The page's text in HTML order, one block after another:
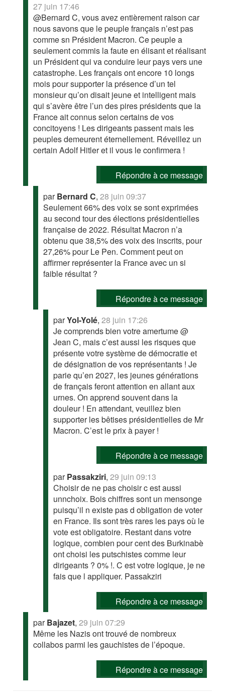
27 juin 17:46
@Bernard C, vous avez entièrement raison car
nous savons que le peuple français n’est pas
comme sn Président Macron. Ce peuple a
seulement commis la faute en élisant et réalisant
un Président qui va conduire leur pays vers une
catastrophe. Les français ont encore 10 longs
mois pour supporter la présence d’un tel
monsieur qu’on disait jeune et intelligent mais
qui s’avère être l’un des pires présidents que la
France ait connus selon certains de vos
concitoyens ! Les dirigeants passent mais les
peuples demeurent éternellement. Réveillez un
certain Adolf Hitler et il vous le confirmera !
Répondre à ce message
parBernard C,28 juin 09:37
Seulement 66% des voix se sont exprimées
au second tour des élections présidentielles
française de 2022. Résultat Macron n’a
obtenu que 38,5% des voix des inscrits, pour
27,26% pour Le Pen. Comment peut on
affirmer représenter la France avec un si
faible résultat ?
Répondre à ce message
parYol-Yolé,28 juin 17:26
Je comprends bien votre amertume @
Jean C, mais c’est aussi les risques que
présente votre système de démocratie et
de désignation de vos représentants ! Je
parie qu’en 2027, les jeunes générations
de français feront attention en allant aux
urnes. On apprend souvent dans la
douleur ! En attendant, veuillez bien
supporter les bêtises présidentielles de Mr
Macron. C’est le prix à payer !
Répondre à ce message
parPassakziri,29 juin 09:13
Choisir de ne pas choisir c est aussi
unnchoix. Bois chiffres sont un mensonge
puisqu’il n existe pas d obligation de voter
en France. Ils sont très rares les pays où le
vote est obligatoire. Restant dans votre
logique, combien pour cent des Burkinabè
ont choisi les putschistes comme leur
dirigeants ? 0% !. C est votre logique, je ne
fais que l appliquer. Passakziri
Répondre à ce message
parBajazet,29 juin 07:29
Même les Nazis ont trouvé de nombreux
collabos parmi les gauchistes de l’époque.
Répondre à ce message